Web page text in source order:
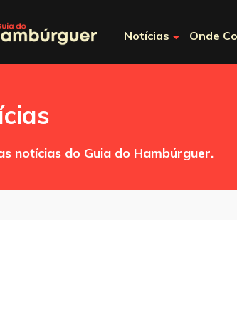
Notícias Onde
notícias do Guia do Hambúrguer.